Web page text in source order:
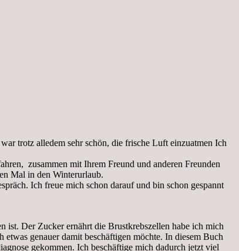
trotz alledem sehr schön, die frische Luft einzuatmen Ich
zusammen mit Ihrem Freund und anderen Freunden
Mal in den Winterurlaub.
Ich freue mich schon darauf und bin schon gespannt
Der Zucker ernährt die Brustkrebszellen habe ich mich
genauer damit beschäftigen möchte. In diesem Buch
gekommen. Ich beschäftige mich dadurch jetzt viel